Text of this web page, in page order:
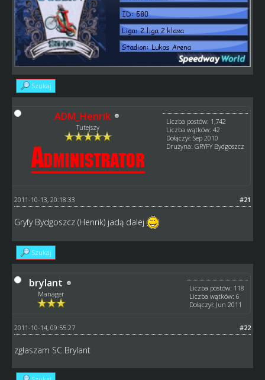
Szukaj
ADM_Henrik
Tutejszy
Liczba postów: 1,742
Liczba wątków: 42
Dołączył: Sep 2010
Drużyna: GRYFY Bydgoszcz
#21
2011-10-13, 20:18:33
Gryfy Bydgoszcz (Henrik) jadą dalej
Szukaj
brylant
Manager
Liczba postów: 118
Liczba wątków: 6
Dołączył: Jun 2011
#22
2011-10-14, 09:55:27
zgłaszam SC Brylant